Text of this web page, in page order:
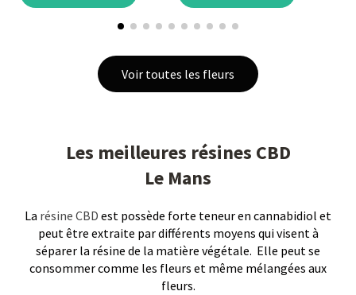
Voir toutes les fleurs
Les meilleures résines CBD
Le Mans
La résine CBD est possède forte teneur en cannabidiol et
peut être extraite par différents moyens qui visent à
séparer la résine de la matière végétale. Elle peut se
consommer comme les fleurs et même mélangées aux
fleurs.